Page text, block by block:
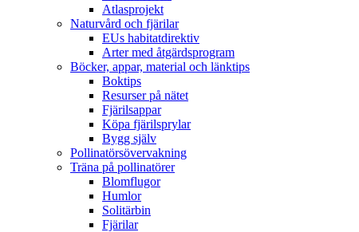
Atlasprojekt
Naturvård och fjärilar
EUs habitatdirektiv
Arter med åtgärdsprogram
Böcker, appar, material och länktips
Boktips
Resurser på nätet
Fjärilsappar
Köpa fjärilsprylar
Bygg själv
Pollinatörsövervakning
Träna på pollinatörer
Blomflugor
Humlor
Solitärbin
Fjärilar